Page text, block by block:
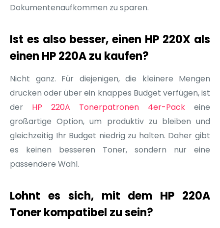
Dokumentenaufkommen zu sparen.
Ist es also besser, einen HP 220X als
einen HP 220A zu kaufen?
Nicht ganz. Für diejenigen, die kleinere Mengen
drucken oder über ein knappes Budget verfügen, ist
der HP 220A Tonerpatronen 4er-Pack eine
großartige Option, um produktiv zu bleiben und
gleichzeitig Ihr Budget niedrig zu halten. Daher gibt
es keinen besseren Toner, sondern nur eine
passendere Wahl.
Lohnt es sich, mit dem HP 220A
Toner kompatibel zu sein?